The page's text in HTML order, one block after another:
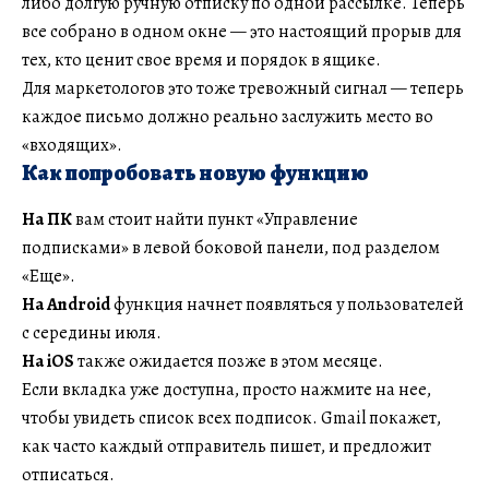
все собрано в одном окне — это настоящий прорыв для
тех, кто ценит свое время и порядок в ящике.
Для маркетологов это тоже тревожный сигнал — теперь
каждое письмо должно реально заслужить место во
«входящих».
Как попробовать новую функцию
На ПКвам стоит найти пункт «Управление
подписками» в левой боковой панели, под разделом
«Еще».
На Androidфункция начнет появляться у пользователей
с середины июля.
На iOSтакже ожидается позже в этом месяце.
Если вкладка уже доступна, просто нажмите на нее,
чтобы увидеть список всех подписок. Gmail покажет,
как часто каждый отправитель пишет, и предложит
отписаться.